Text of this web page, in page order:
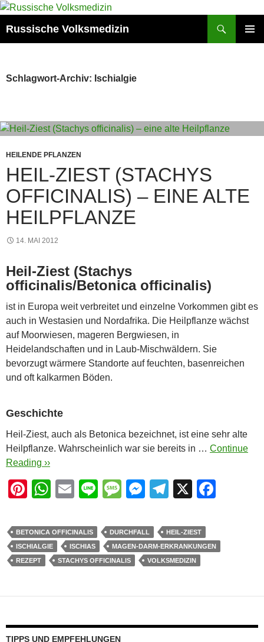
Zum
springen
Russische Volksmedizin
Schlagwort-Archiv: Ischialgie
HEILENDE PFLANZEN
HEIL-ZIEST (STACHYS
OFFICINALIS) – EINE ALTE
HEILPFLANZE
14. MAI 2012
Heil-Ziest (Stachys
officinalis/Betonica officinalis)
ist in Europa weit verbreitet und einzelne Vorkommen gibt es
auch in Westasien und Nordafrika. Die Heilpflanze wächst
auf Moorwiesen, mageren Bergwiesen, in
Heidelandschaften und in Laub-Mischwäldern. Sie
bevorzugt wärmere Standorte auf feuchten, basenreichen
und oft kalkarmen Böden.
Geschichte
Heil-Ziest, auch als Betonica bezeichnet, ist eine sehr alte
Heilpflanze. Wahrscheinlich war sie bereits in … Continue
Reading ››
Pi
er
e
st
W
at
s
A
p
E
ail
Li
e
M
ss
a
g
M
ss
e
n
er
T
e
gr
a
X
e
o
k
BETONICA OFFICINALIS DURCHFALL
HEIL-ZIEST
ISCHIALGIE
ISCHIAS
MAGEN-DARM-ERKRANKUNGEN
REZEPT
STACHYS OFFICINALIS VOLKSMEDIZIN
TIPPS UND EMPFEHLUNGEN